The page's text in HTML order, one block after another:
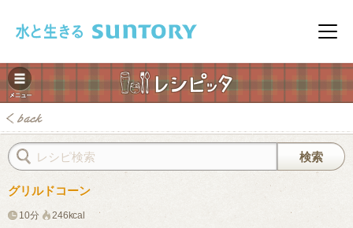
メニ
レシピ
グリルドコーン
10分 246kcal